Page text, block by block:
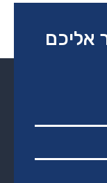
אליכם